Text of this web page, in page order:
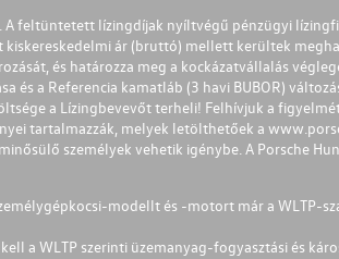
feltüntetett lízingdíjak nyíltvégű pénzügyi
ár (bruttó) mellett kerültek
és határozza meg a kockázatvállalás
a Referencia kamatláb (3 havi BUBOR)
a Lízingbevevőt terheli! Felhívjuk a
tartalmazzák, melyek letölthetőek a
személyek vehetik igénybe. A Porsche
modellt és -motort már a WLTP-
a WLTP szerinti üzemanyag-fogyasztási és